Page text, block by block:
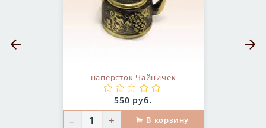
наперсток Чайничек
Цена:
550 руб.
– + В корзину
Предыдущий слайд